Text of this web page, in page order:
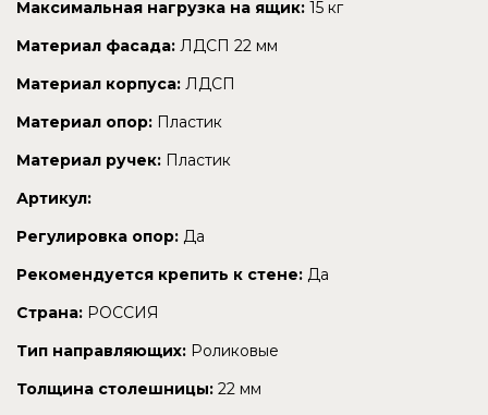
Максимальная нагрузка на ящик: 15 кг
Материал фасада: ЛДСП 22 мм
Материал корпуса: ЛДСП
Материал опор: Пластик
Материал ручек: Пластик
Артикул:
Регулировка опор: Да
Рекомендуется крепить к стене: Да
Страна: РОССИЯ
Тип направляющих: Роликовые
Толщина столешницы: 22 мм